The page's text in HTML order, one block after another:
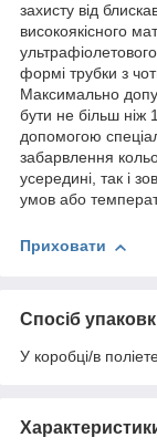
захисту від
високоякісного
формі трубки з
Максимально
бути не більш ніж
допомогою
забарвлення
усередині, так і
умов або
Приховати
Спосіб
У коробці/в